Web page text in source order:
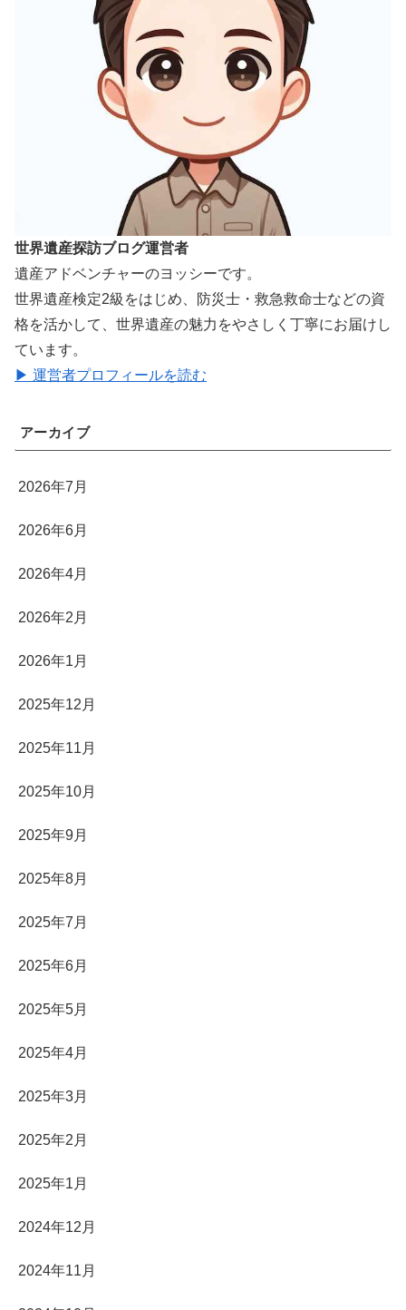
世界遺産探訪ブログ運営者
遺産アドベンチャーのヨッシーです。
世界遺産検定2級をはじめ、防災士・救急救命士などの資
格を活かして、世界遺産の魅力をやさしく丁寧にお届けし
ています。
▶ 運営者プロフィールを読む
アーカイブ
2026年7月
2026年6月
2026年4月
2026年2月
2026年1月
2025年12月
2025年11月
2025年10月
2025年9月
2025年8月
2025年7月
2025年6月
2025年5月
2025年4月
2025年3月
2025年2月
2025年1月
2024年12月
2024年11月